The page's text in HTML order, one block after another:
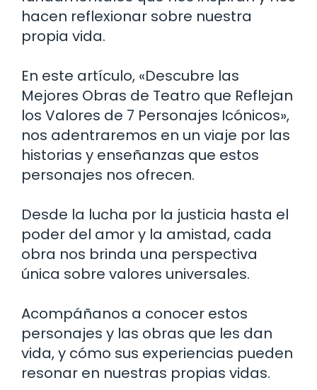
hacen reflexionar sobre nuestra
propia vida.
En este artículo, «Descubre las
Mejores Obras de Teatro que Reflejan
los Valores de 7 Personajes Icónicos»,
nos adentraremos en un viaje por las
historias y enseñanzas que estos
personajes nos ofrecen.
Desde la lucha por la justicia hasta el
poder del amor y la amistad, cada
obra nos brinda una perspectiva
única sobre valores universales.
Acompáñanos a conocer estos
personajes y las obras que les dan
vida, y cómo sus experiencias pueden
resonar en nuestras propias vidas.